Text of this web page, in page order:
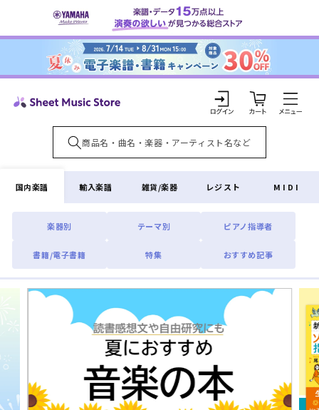
ンツに
ロ
グ
イ
ン
カ
ー
ト
国内楽譜
楽器別 テーマ別 ピアノ指導者
書籍/電子書籍 特集 おすすめ記事
輸入楽譜 雑貨/楽器 レジスト MIDI